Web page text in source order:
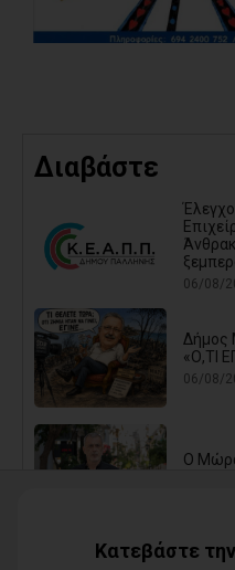
Διαβάστε
06/08/
Δήμος
«Ο,ΤΙ
06/08/
Ο
Κατεβάστε